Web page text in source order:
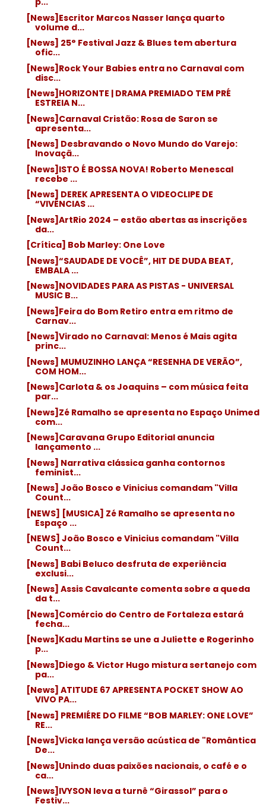
[News]Escritor Marcos Nasser lança quarto
volume d...
[News] 25° Festival Jazz & Blues tem abertura
ofic...
[News]Rock Your Babies entra no Carnaval com
disc...
[News]HORIZONTE | DRAMA PREMIADO TEM PRÉ
ESTREIA N...
[News]Carnaval Cristão: Rosa de Saron se
apresenta...
[News] Desbravando o Novo Mundo do Varejo:
Inovaçã...
[News]ISTO É BOSSA NOVA! Roberto Menescal
recebe ...
[News] DEREK APRESENTA O VIDEOCLIPE DE
“VIVÊNCIAS ...
[News]ArtRio 2024 – estão abertas as inscrições
da...
[Crítica] Bob Marley: One Love
[News]“SAUDADE DE VOCÊ”, HIT DE DUDA BEAT,
EMBALA ...
[News]NOVIDADES PARA AS PISTAS - UNIVERSAL
MUSIC B...
[News]Feira do Bom Retiro entra em ritmo de
Carnav...
[News]Virado no Carnaval: Menos é Mais agita
princ...
[News] MUMUZINHO LANÇA “RESENHA DE VERÃO”,
COM HOM...
[News]Carlota & os Joaquins – com música feita
par...
[News]Zé Ramalho se apresenta no Espaço Unimed
com...
[News]Caravana Grupo Editorial anuncia
lançamento ...
[News] Narrativa clássica ganha contornos
feminist...
[News] João Bosco e Vinicius comandam "Villa
Count...
[NEWS] [MUSICA] Zé Ramalho se apresenta no
Espaço ...
[NEWS] João Bosco e Vinicius comandam "Villa
Count...
[News] Babi Beluco desfruta de experiência
exclusi...
[News] Assis Cavalcante comenta sobre a queda
da t...
[News]Comércio do Centro de Fortaleza estará
fecha...
[News]Kadu Martins se une a Juliette e Rogerinho
p...
[News]Diego & Victor Hugo mistura sertanejo com
pa...
[News] ATITUDE 67 APRESENTA POCKET SHOW AO
VIVO PA...
[News] PREMIÉRE DO FILME “BOB MARLEY: ONE LOVE”
RE...
[News]Vicka lança versão acústica de "Romântica
De...
[News]Unindo duas paixões nacionais, o café e o
ca...
[News]IVYSON leva a turnê “Girassol” para o
Festiv...